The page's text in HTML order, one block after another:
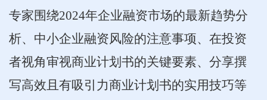
专家围绕2024年企业融资市场的最新趋势分
析、中小企业融资风险的注意事项、在投资
者视角审视商业计划书的关键要素、分享撰
写高效且有吸引力商业计划书的实用技巧等